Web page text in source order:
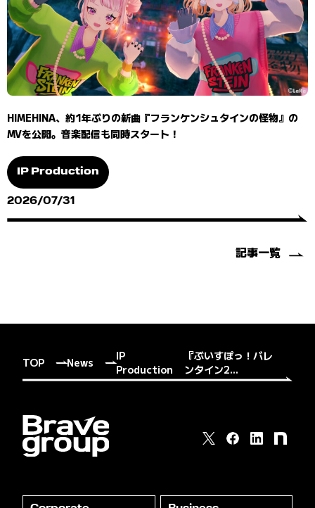
HIMEHINA、約1年ぶりの新曲『フランケンシュタインの怪物』の
MVを公開。音楽配信も同時スタート！
IP Production
2026/07/31
記事一覧
TOP News
IP
Production
『ぶいすぽっ！バレ
ンタイン2...